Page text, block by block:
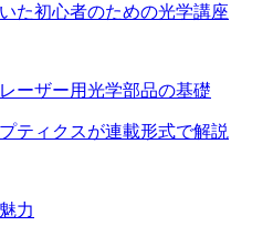
た初心者のための光学講座
ーザー用光学部品の基礎
ティクスが連載形式で解説
力